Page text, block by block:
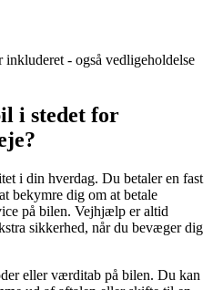
- også vedligeholdelse
i stedet for
i din hverdag. Du betaler en fast
bekymre dig om at betale
på bilen. Vejhjælp er altid
sikkerhed, når du bevæger dig
eller værditab på bilen. Du kan